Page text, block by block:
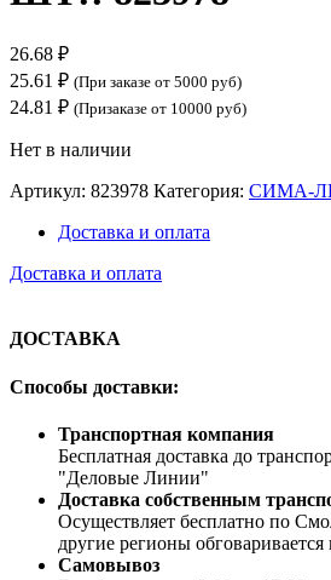
26.68 ₽
25.61 ₽ (При заказе от 5000 руб)
24.81 ₽ (Призаказе от 10000 руб)
Нет в наличии
Артикул: 823978 Категория: СИМА-
Доставка и оплата
Доставка и оплата
ДОСТАВКА
Способы доставки:
Транспортная компания
Бесплатная доставка до
"Деловые Линии"
Доставка собственным
Осуществляет бесплатно по
другие регионы
Самовывоз